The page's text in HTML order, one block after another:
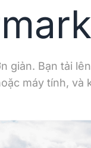
giản. Bạn tải
máy tính, và